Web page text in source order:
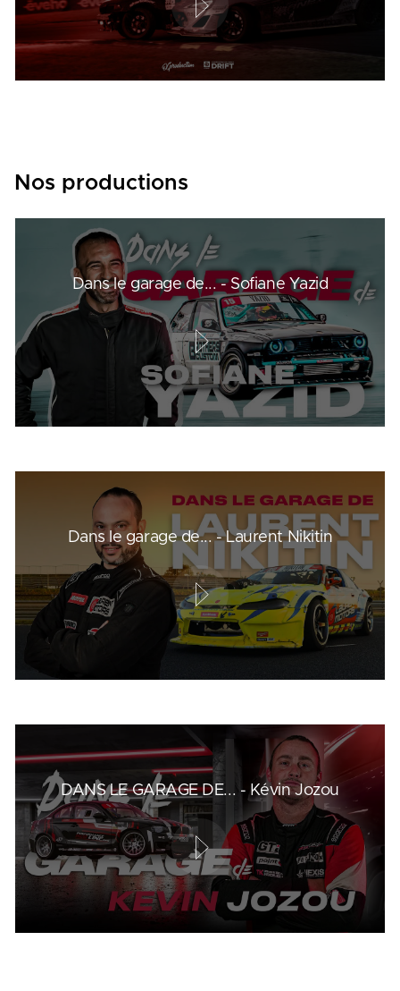
Nos productions
Dans le garage de... - Sofiane Yazid
Dans le garage de... - Laurent Nikitin
DANS LE GARAGE DE... - Kévin Jozou